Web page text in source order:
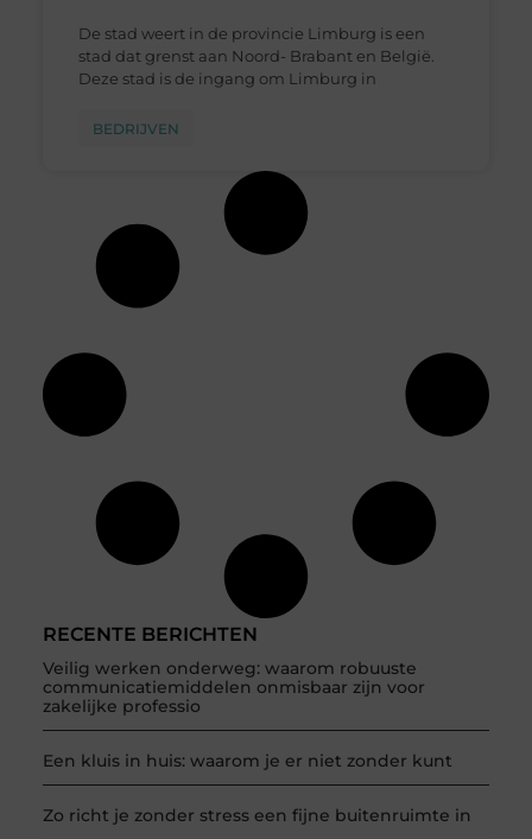
RECENTE BERICHTEN
Veilig werken onderweg: waarom robuuste
communicatiemiddelen onmisbaar zijn voor
zakelijke professio
Een kluis in huis: waarom je er niet zonder kunt
Zo richt je zonder stress een fijne buitenruimte in
De stad weert in de provincie Limburg is een
stad dat grenst aan Noord- Brabant en België.
Deze stad is de ingang om Limburg in
BEDRIJVEN